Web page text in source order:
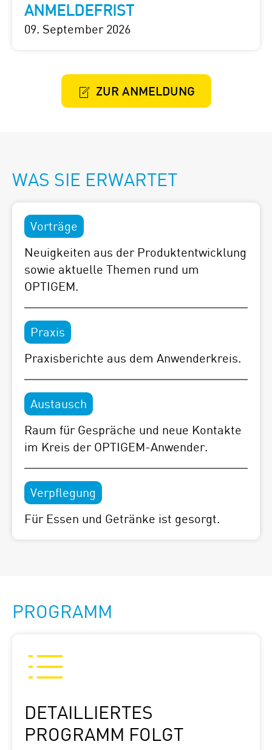
ANMELDEFRIST
09. September 2026
ZUR ANMELDUNG
WAS SIE ERWARTET
Vorträge
Neuigkeiten aus der Produktentwicklung
sowie aktuelle Themen rund um
OPTIGEM.
Praxis
Praxisberichte aus dem Anwenderkreis.
Austausch
Raum für Gespräche und neue Kontakte
im Kreis der OPTIGEM-Anwender.
Verpflegung
Für Essen und Getränke ist gesorgt.
PROGRAMM
DETAILLIERTES
PROGRAMM FOLGT